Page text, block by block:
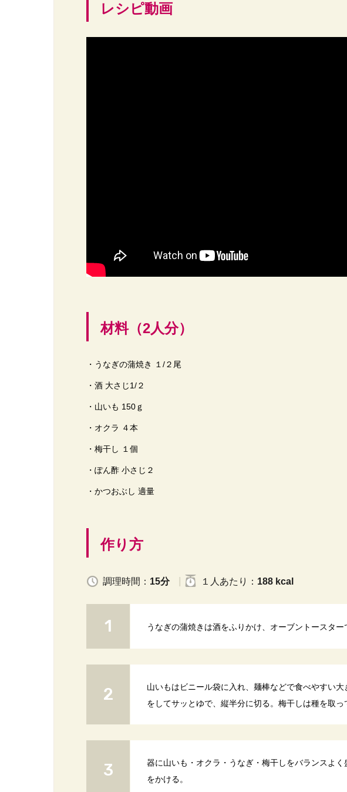
レシピ動画
材料（2人分）
・うなぎの蒲焼き １/２尾
・酒 大さじ1/２
・山いも 150ｇ
・オクラ ４本
・梅干し １個
・ぽん酢 小さじ２
・かつおぶし 適量
作り方
調理時間： 15分 １人 あたり ： 188 kcal
うなぎの蒲焼きは酒をふりかけ、オーブントースター
山いもはビニール袋に入れ、麺棒などで食べやすい
をしてサッとゆで、縦半分に切る。梅干しは種を取っ
器に山いも・オクラ・うなぎ・梅干しをバランスよ
をかける。